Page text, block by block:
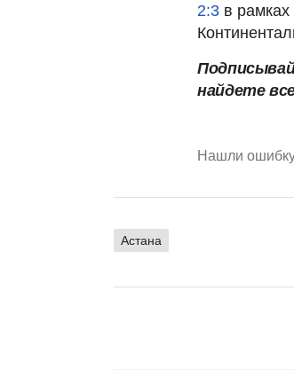
2:3 в
найдете
Нашли
Астана